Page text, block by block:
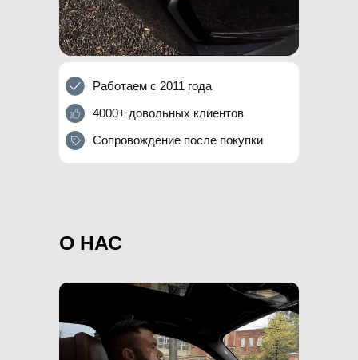
Работаем с 2011 года
4000+ довольных клиентов
Сопровождение после покупки
О НАС